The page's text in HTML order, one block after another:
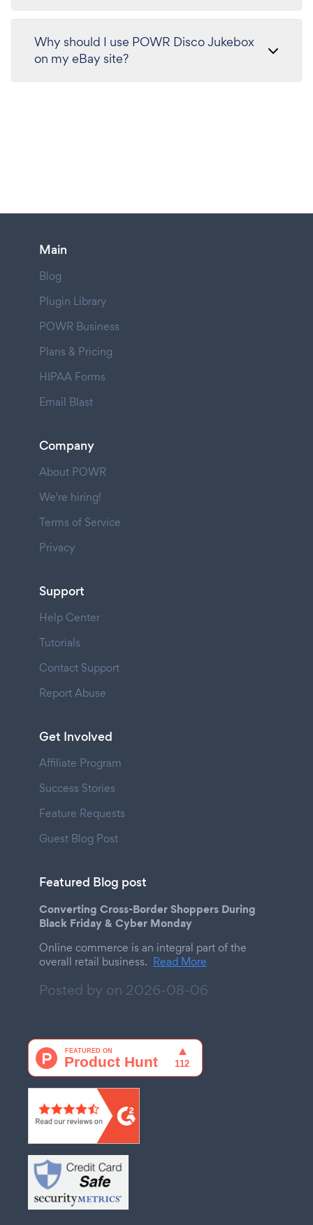
Why should I use POWR Disco Jukebox
on my eBay site?
Main
Blog
Plugin Library
POWR Business
Plans & Pricing
HIPAA Forms
Email Blast
Company
About POWR
We're hiring!
Terms of Service
Privacy
Support
Help Center
Tutorials
Contact Support
Report Abuse
Get Involved
Affiliate Program
Success Stories
Feature Requests
Guest Blog Post
Featured Blog post
Converting Cross-Border Shoppers During
Black Friday & Cyber Monday
Online commerce is an integral part of the
overall retail business. Read More
Posted by on 2026-08-06